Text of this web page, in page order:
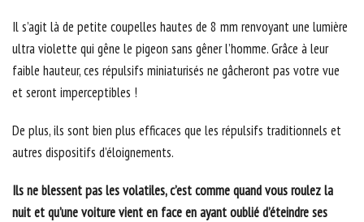
Il s’agit là de petite coupelles hautes de 8 mm renvoyant une lumière
ultra violette qui gêne le pigeon sans gêner l’homme. Grâce à leur
faible hauteur, ces répulsifs miniaturisés ne gâcheront pas votre vue
et seront imperceptibles !
De plus, ils sont bien plus efficaces que les répulsifs traditionnels et
autres dispositifs d’éloignements.
Ils ne blessent pas les volatiles, c’est comme quand vous roulez la
nuit et qu’une voiture vient en face en ayant oublié d’éteindre ses